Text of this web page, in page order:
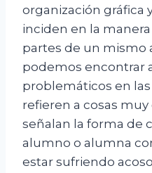
organización gráfica
inciden en la
partes de un mismo
podemos encontrar
problemáticos en
refieren a cosas
señalan la forma de
alumno o alumna
estar sufriendo